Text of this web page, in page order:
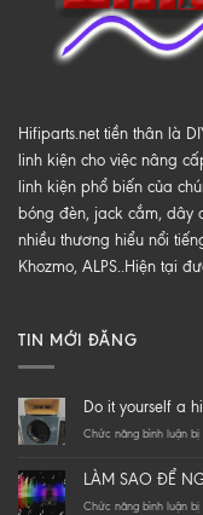
Hifiparts.net tiền thân là
linh kiện cho việc nâng
linh kiện phổ biến của
bóng đèn, jack cắm, dây
nhiều thương hiểu nổi
Khozmo, ALPS..Hiện tại
TIN MỚI ĐĂNG
Do it yourself a
Chức năng bình luận bị
LÀM SAO ĐỂ
Chức năng bình luận bị